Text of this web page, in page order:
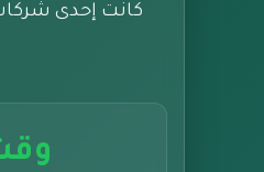
كانت إحدى شركات